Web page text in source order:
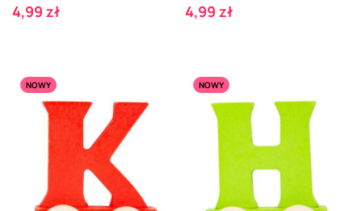
Cena
4,99 zł Cena
4,99 zł
NOWY NOWY